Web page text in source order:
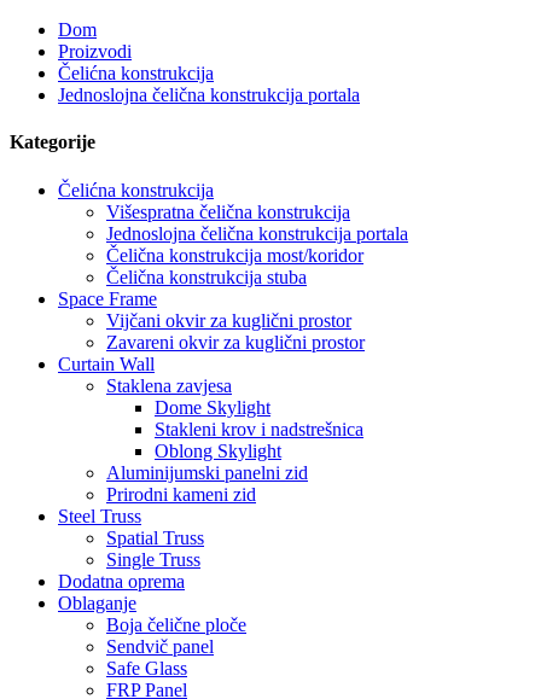
Dom
Proizvodi
Čelićna konstrukcija
Jednoslojna čelična konstrukcija portala
Kategorije
Čelićna konstrukcija
Višespratna čelična konstrukcija
Jednoslojna čelična konstrukcija portala
Čelična konstrukcija most/koridor
Čelična konstrukcija stuba
Space Frame
Vijčani okvir za kuglični prostor
Zavareni okvir za kuglični prostor
Curtain Wall
Staklena zavjesa
Dome Skylight
Stakleni krov i nadstrešnica
Oblong Skylight
Aluminijumski panelni zid
Prirodni kameni zid
Steel Truss
Spatial Truss
Single Truss
Dodatna oprema
Oblaganje
Boja čelične ploče
Sendvič panel
Safe Glass
FRP Panel